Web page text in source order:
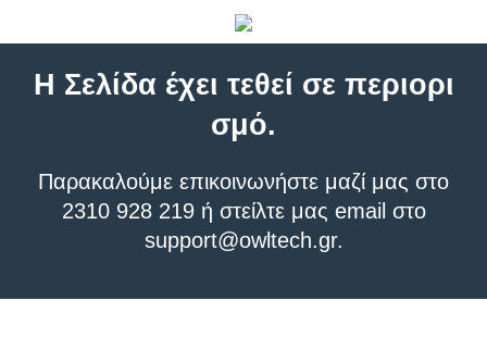
Η Σελίδα έχει τεθεί σε περιορι
σμό.
Παρακαλούμε επικοινωνήστε μαζί μας στο
2310 928 219 ή στείλτε μας email στο
support@owltech.gr.